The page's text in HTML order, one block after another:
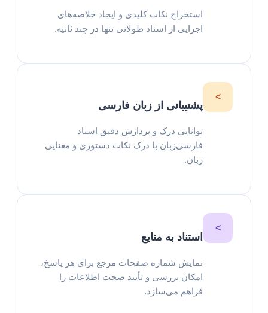
استخراج نکات کلیدی و ایجاد خلاصه‌های
اجرایی از اسناد طولانی تنها در چند ثانیه.
>
پشتیبانی از زبان فارسی
توانایی درک و پردازش دقیق اسناد
فارسی‌زبان با درک نکات دستوری و معنایی
زبان.
>
استناد به منابع
نمایش شماره صفحات مرجع برای هر پاسخ،
امکان بررسی و تأیید صحت اطلاعات را
فراهم می‌سازد.